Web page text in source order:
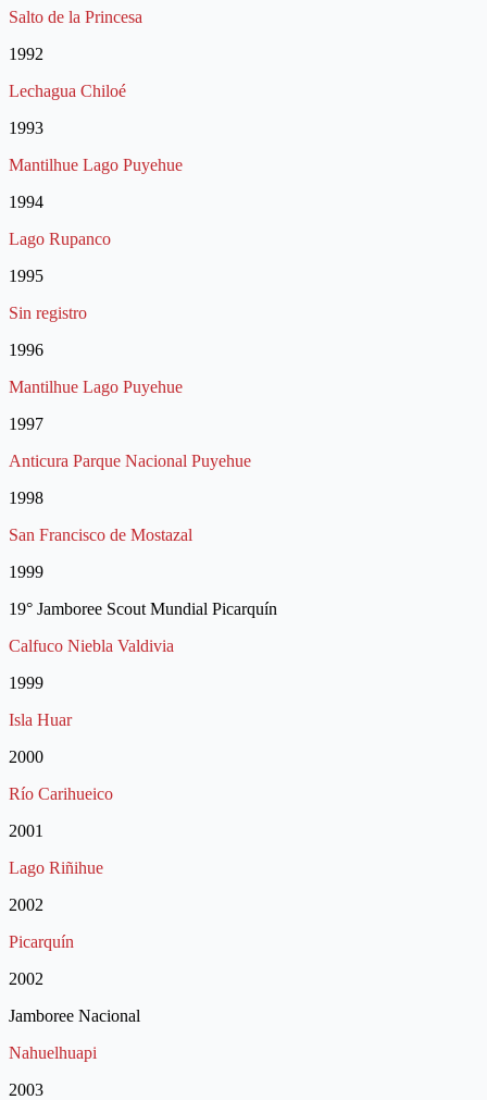
Salto de la Princesa
1992
Lechagua Chiloé
1993
Mantilhue Lago Puyehue
1994
Lago Rupanco
1995
Sin registro
1996
Mantilhue Lago Puyehue
1997
Anticura Parque Nacional Puyehue
1998
San Francisco de Mostazal
1999
19° Jamboree Scout Mundial Picarquín
Calfuco Niebla Valdivia
1999
Isla Huar
2000
Río Carihueico
2001
Lago Riñihue
2002
Picarquín
2002
Jamboree Nacional
Nahuelhuapi
2003